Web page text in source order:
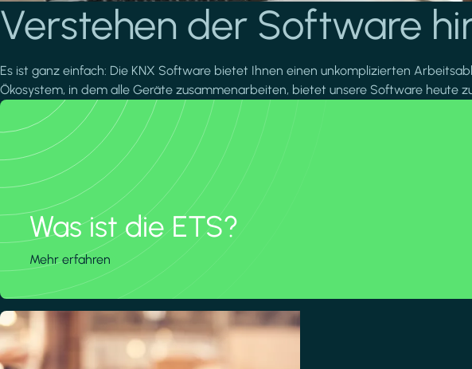
Verstehen der Software
Es ist ganz einfach: Die KNX Software bietet Ihnen einen unkomplizierten
Ökosystem, in dem alle Geräte zusammenarbeiten, bietet unsere Software heute
Was ist die ETS?
Mehr erfahren